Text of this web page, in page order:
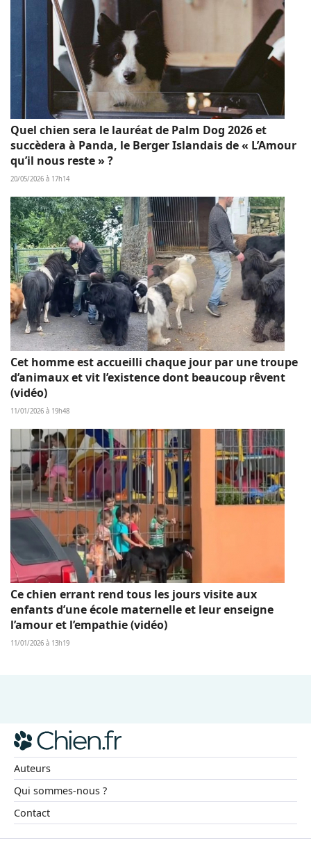
Quel chien sera le lauréat de Palm Dog 2026 et
succèdera à Panda, le Berger Islandais de « L’Amour
qu’il nous reste » ?
20/05/2026 à 17h14
Cet homme est accueilli chaque jour par une troupe
d’animaux et vit l’existence dont beaucoup rêvent
(vidéo)
11/01/2026 à 19h48
Ce chien errant rend tous les jours visite aux
enfants d’une école maternelle et leur enseigne
l’amour et l’empathie (vidéo)
11/01/2026 à 13h19
Auteurs
Qui sommes-nous ?
Contact